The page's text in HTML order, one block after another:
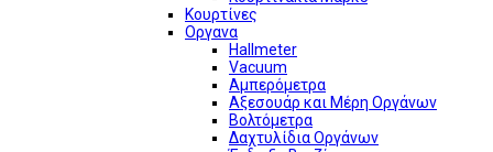
Κουρτίνες
Οργανα
Hallmeter
Vacuum
Αμπερόμετρα
Αξεσουάρ και Μέρη Οργάνων
Βολτόμετρα
Δαχτυλίδια Οργάνων